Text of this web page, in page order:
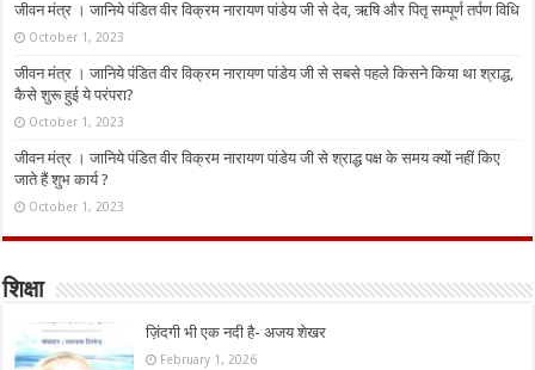
जीवन मंत्र । जानिये पंडित वीर विक्रम नारायण पांडेय जी से देव, ऋषि और पितृ सम्पूर्ण तर्पण विधि
October 1, 2023
जीवन मंत्र । जानिये पंडित वीर विक्रम नारायण पांडेय जी से सबसे पहले किसने किया था श्राद्ध,
कैसे शुरू हुई ये परंपरा?
October 1, 2023
जीवन मंत्र । जानिये पंडित वीर विक्रम नारायण पांडेय जी से श्राद्ध पक्ष के समय क्यों नहीं किए
जाते हैं शुभ कार्य ?
October 1, 2023
शिक्षा
ज़िंदगी भी एक नदी है- अजय शेखर
February 1, 2026